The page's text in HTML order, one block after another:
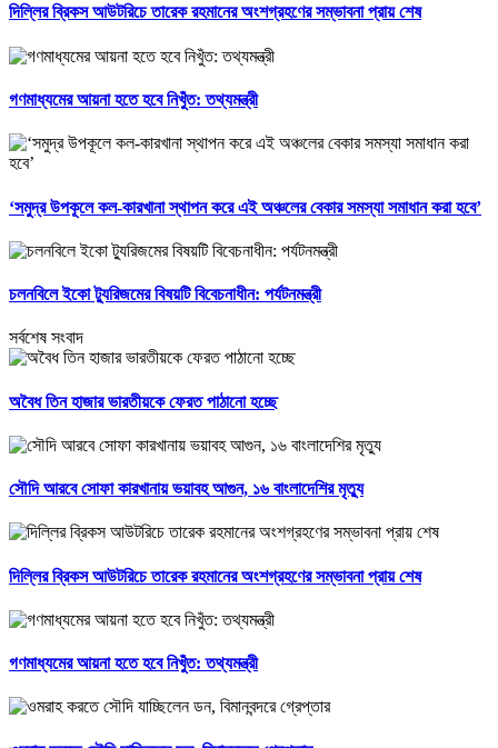
দিল্লির ব্রিকস আউটরিচে তারেক রহমানের অংশগ্রহণের সম্ভাবনা প্রায় শেষ
গণমাধ্যমের আয়না হতে হবে নিখুঁত: তথ্যমন্ত্রী
‘সমুদ্র উপকূলে কল-কারখানা স্থাপন করে এই অঞ্চলের বেকার সমস্যা সমাধান করা হবে’
চলনবিলে ইকো ট্যুরিজমের বিষয়টি বিবেচনাধীন: পর্যটনমন্ত্রী
সর্বশেষ সংবাদ
অবৈধ তিন হাজার ভারতীয়কে ফেরত পাঠানো হচ্ছে
সৌদি আরবে সোফা কারখানায় ভয়াবহ আগুন, ১৬ বাংলাদেশির মৃত্যু
দিল্লির ব্রিকস আউটরিচে তারেক রহমানের অংশগ্রহণের সম্ভাবনা প্রায় শেষ
গণমাধ্যমের আয়না হতে হবে নিখুঁত: তথ্যমন্ত্রী